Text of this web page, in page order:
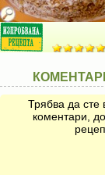
Трябва да сте
коментари,